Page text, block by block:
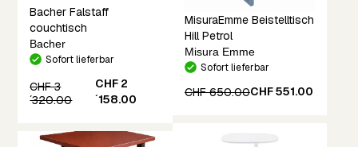
Bacher Falstaff
couchtisch
Bacher
Sofort lieferbar
CHF 3
´320.00
CHF 2
´158.00
MisuraEmme Beistelltisch
Hill Petrol
Misura Emme
Sofort lieferbar
CHF 650.00CHF 551.00